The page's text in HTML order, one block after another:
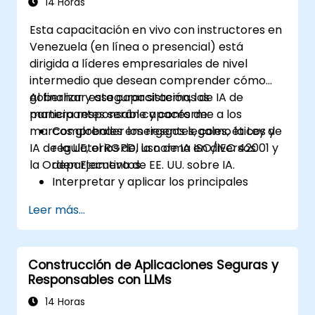
Esta capacitación en vivo con instructores en
Venezuela (en línea o presencial) está
dirigida a líderes empresariales de nivel
intermedio que desean comprender cómo
gobernar y asegurar sistemas de IA de
manera responsable y conforme a los
marcos globales emergentes, como la Ley de
IA de la UE, el RGPD, la norma ISO/IEC 42001 y
la Orden Ejecutiva de EE. UU. sobre IA.
Al finalizar esta capacitación, los
participantes serán capaces de:
Comprender los riesgos legales, éticos y
regulatorios del uso de IA en diversos
departamentos.
Interpretar y aplicar los principales
de la UE, Marco NIST AI RMF, ISO/IEC
42001).
Establecer políticas de seguridad,
auditoría y supervisión para el despliegue
de IA en la empresa.
Desarrollar directrices de adquisición y
Leer más...
Construcción de Aplicaciones Seguras y
Responsables con LLMs
14 Horas